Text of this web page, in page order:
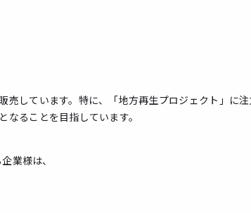
しています。特に、「地方再生プロジェクト」に
ることを目指しています。
業様は、